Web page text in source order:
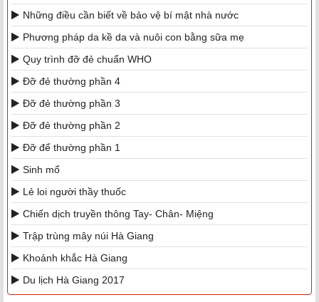
Những điều cần biết về bảo vệ bí mật nhà nước
Phương pháp da kề da và nuôi con bằng sữa mẹ
Quy trình đỡ đẻ chuẩn WHO
Đỡ đẻ thường phần 4
Đỡ đẻ thường phần 3
Đỡ đẻ thường phần 2
Đỡ để thường phần 1
Sinh mổ
Lẻ loi người thầy thuốc
Chiến dịch truyền thông Tay- Chân- Miệng
Trập trùng mây núi Hà Giang
Khoảnh khắc Hà Giang
Du lịch Hà Giang 2017